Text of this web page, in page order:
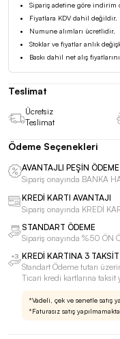
Sipariş adetine göre indirim
Fiyatlara KDV dahil değildir.
Numune alımları ücretlidir.
Stoklar ve fiyatlar anlık
Baskı dahil net alış
Teslimat
Ücretsiz
Teslimat
Ödeme Seçenekleri
AVANTAJLI PEŞİN ÖDEME
Sipariş onayında BANKA
KREDİ KARTI AVANTAJI
Sipariş onayında KREDİ
STANDART ÖDEME
Sipariş onayında %50 ÖN
KREDİ KARTINA 3 TAKSİT
Standart Ödeme tutarı
Ticari kredi kartlarına taksit
*Vadeli, çek ve senetle satış
*Faturasız satış